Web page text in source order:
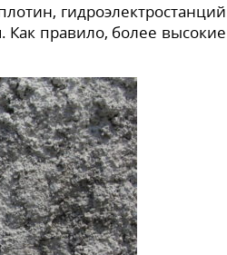
гидроэлектростанций
правило, более высокие